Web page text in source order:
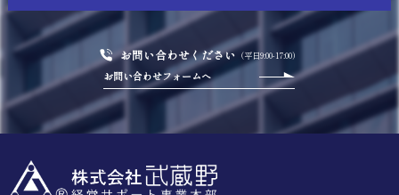
お問い合わせください （平日9:00-17:00）
お問い合わせフォームへ